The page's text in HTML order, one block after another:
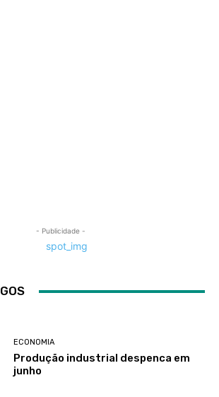
- Publicidade -
ECONOMIA
Produção industrial despenca em
junho